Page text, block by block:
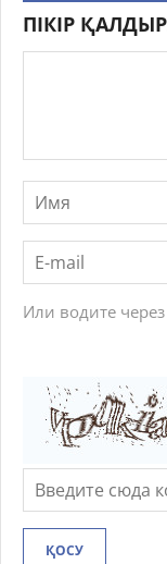
ПІКІР
Или водите
ҚОСУ